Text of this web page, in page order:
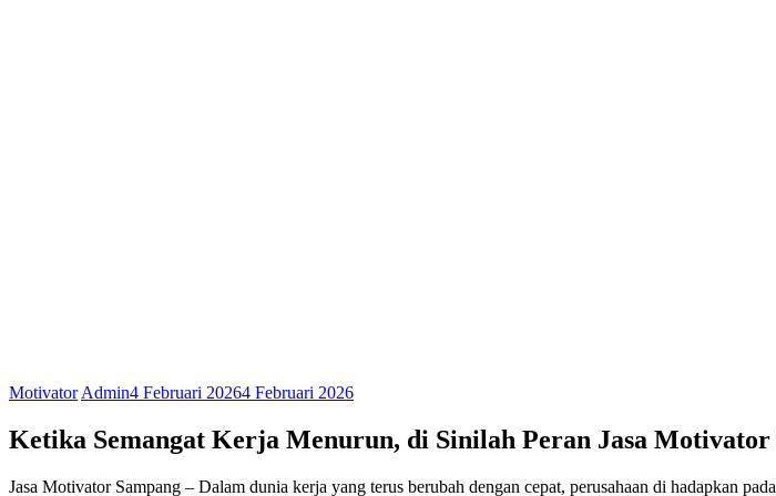
Motivator Admin4 Februari 20264 Februari 2026
Ketika Semangat Kerja Menurun, di Sinilah Peran Jasa
Jasa Motivator Sampang – Dalam dunia kerja yang terus berubah dengan cepat, perusahaan di hadapkan